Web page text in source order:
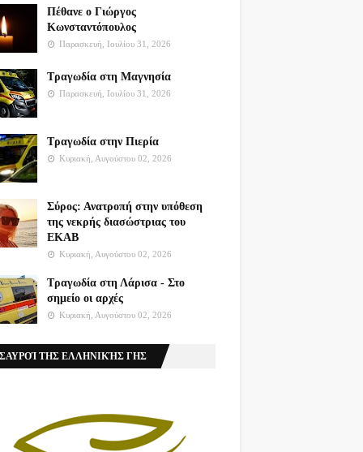
Πέθανε ο Γιώργος
Κωνσταντόπουλος
Παρασκευή, Ιουλίου 31, 2026
Τραγωδία στη Μαγνησία
Παρασκευή, Ιουλίου 31, 2026
Τραγωδία στην Πιερία
Κυριακή, Αυγούστου 02, 2026
Σύρος: Ανατροπή στην υπόθεση
της νεκρής διασώστριας του
ΕΚΑΒ
Κυριακή, Αυγούστου 02, 2026
Τραγωδία στη Λάρισα - Στο
σημείο οι αρχές
Κυριακή, Αυγούστου 02, 2026
ΤΗΣ ΕΛΛΗΝΙΚΉΣ ΓΗΣ